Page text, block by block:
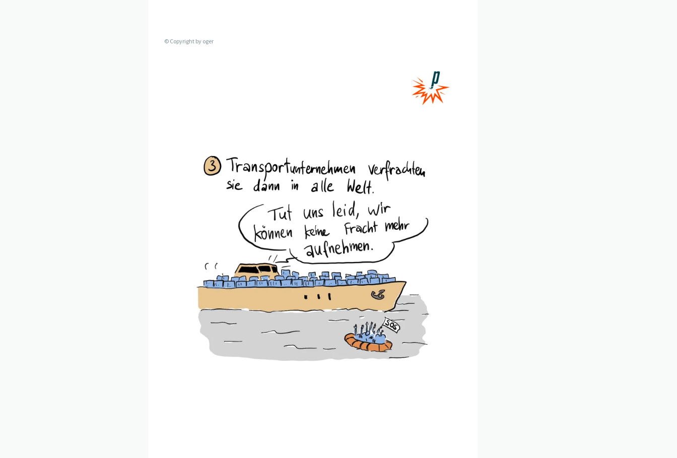
© Copyright by oger